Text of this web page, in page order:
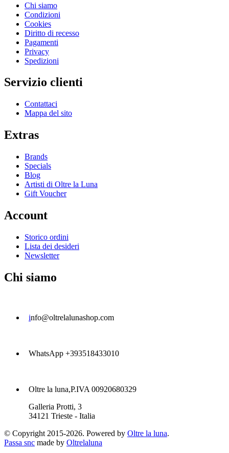
Chi siamo
Condizioni
Cookies
Diritto di recesso
Pagamenti
Privacy
Spedizioni
Servizio clienti
Contattaci
Mappa del sito
Extras
Brands
Specials
Blog
Artisti di Oltre la Luna
Gift Voucher
Account
Storico ordini
Lista dei desideri
Newsletter
Chi siamo
info@oltrelalunashop.com
WhatsApp +393518433010
Oltre la luna,P.IVA 00920680329
Galleria Protti, 3
34121 Trieste - Italia
© Copyright 2015-2026. Powered by Oltre la luna.
Passa snc made by Oltrelaluna